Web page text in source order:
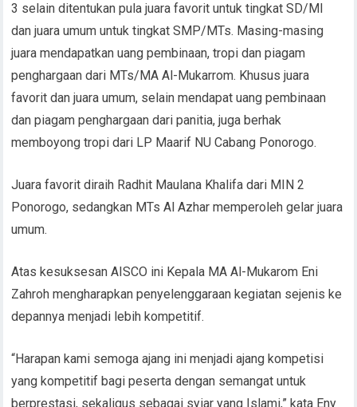
3 selain ditentukan pula juara favorit untuk tingkat SD/MI
dan juara umum untuk tingkat SMP/MTs. Masing-masing
juara mendapatkan uang pembinaan, tropi dan piagam
penghargaan dari MTs/MA Al-Mukarrom. Khusus juara
favorit dan juara umum, selain mendapat uang pembinaan
dan piagam penghargaan dari panitia, juga berhak
memboyong tropi dari LP Maarif NU Cabang Ponorogo.
Juara favorit diraih Radhit Maulana Khalifa dari MIN 2
Ponorogo, sedangkan MTs Al Azhar memperoleh gelar juara
umum.
Atas kesuksesan AISCO ini Kepala MA Al-Mukarom Eni
Zahroh mengharapkan penyelenggaraan kegiatan sejenis ke
depannya menjadi lebih kompetitif.
“Harapan kami semoga ajang ini menjadi ajang kompetisi
yang kompetitif bagi peserta dengan semangat untuk
berprestasi, sekaligus sebagai syiar yang Islami,” kata Eny